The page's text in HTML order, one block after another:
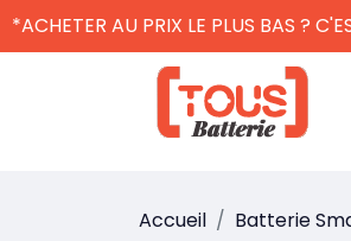
*ACHETER AU PRIX LE PLUS BAS ?
Accueil Batterie